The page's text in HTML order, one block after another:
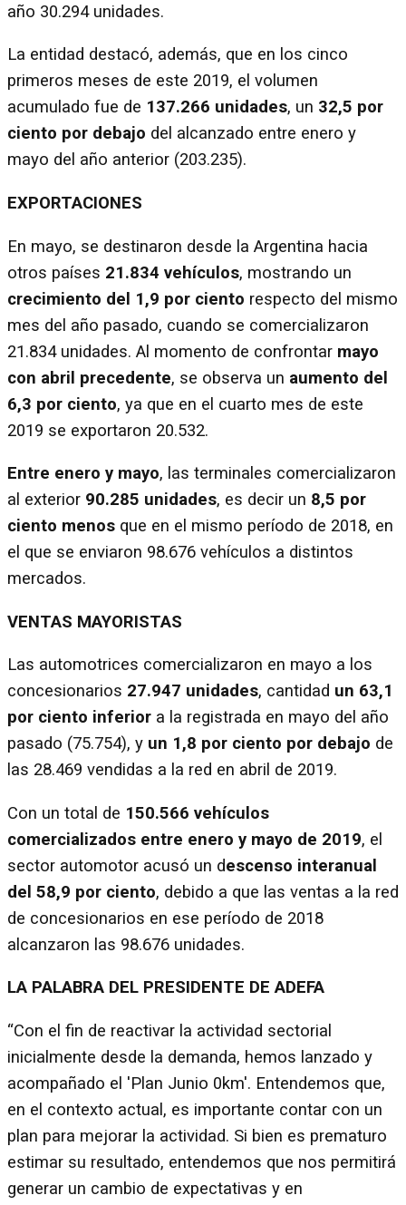
año 30.294 unidades.
La entidad destacó, además, que en los cinco
primeros meses de este 2019, el volumen
acumulado fue de 137.266 unidades, un 32,5 por
ciento por debajo del alcanzado entre enero y
mayo del año anterior (203.235).
EXPORTACIONES
En mayo, se destinaron desde la Argentina hacia
otros países 21.834 vehículos, mostrando un
crecimiento del 1,9 por ciento respecto del mismo
mes del año pasado, cuando se comercializaron
21.834 unidades. Al momento de confrontar mayo
con abril precedente, se observa un aumento del
6,3 por ciento, ya que en el cuarto mes de este
2019 se exportaron 20.532.
Entre enero y mayo, las terminales comercializaron
al exterior 90.285 unidades, es decir un 8,5 por
ciento menos que en el mismo período de 2018, en
el que se enviaron 98.676 vehículos a distintos
mercados.
VENTAS MAYORISTAS
Las automotrices comercializaron en mayo a los
concesionarios 27.947 unidades, cantidad un 63,1
por ciento inferior a la registrada en mayo del año
pasado (75.754), y un 1,8 por ciento por debajo de
las 28.469 vendidas a la red en abril de 2019.
Con un total de 150.566 vehículos
comercializados entre enero y mayo de 2019, el
sector automotor acusó un descenso interanual
del 58,9 por ciento, debido a que las ventas a la red
de concesionarios en ese período de 2018
alcanzaron las 98.676 unidades.
LA PALABRA DEL PRESIDENTE DE ADEFA
“Con el fin de reactivar la actividad sectorial
inicialmente desde la demanda, hemos lanzado y
acompañado el 'Plan Junio 0km'. Entendemos que,
en el contexto actual, es importante contar con un
plan para mejorar la actividad. Si bien es prematuro
estimar su resultado, entendemos que nos permitirá
generar un cambio de expectativas y en